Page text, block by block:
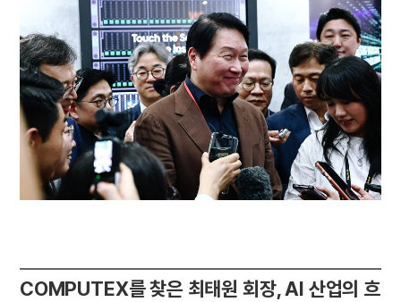
COMPUTEX를 찾은 최태원 회장, AI 산업의 흐